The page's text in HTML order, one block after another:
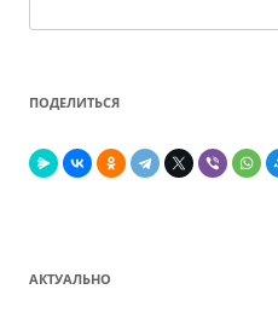
ПОДЕЛИТЬСЯ
АКТУАЛЬНО